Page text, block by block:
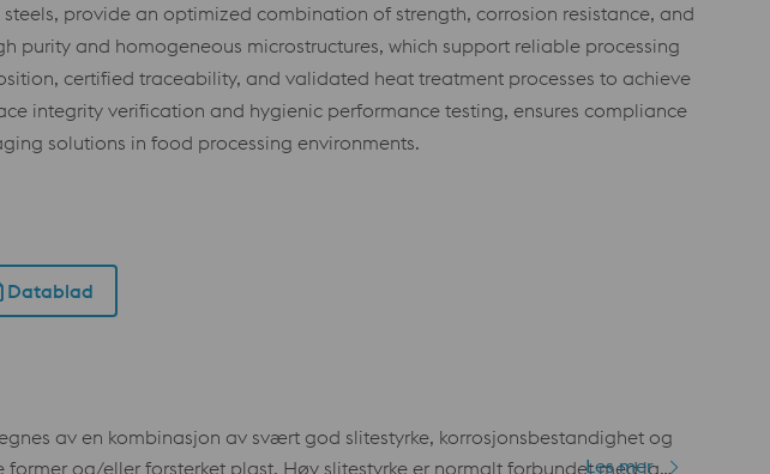
provide an optimized combination of strength, corrosion resistance, and
purity and homogeneous microstructures, which support reliable processing
certified traceability, and validated heat treatment processes to achieve
integrity verification and hygienic performance testing, ensures compliance
solutions in food processing environments.
Datablad
av en kombinasjon av svært god slitestyrke, korrosjonsbestandighet og
og/eller forsterket plast. Høy slitestyrke er normalt forbundet med lav
Les mer